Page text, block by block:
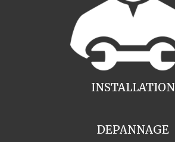
INSTALLATION
DEPANNAGE